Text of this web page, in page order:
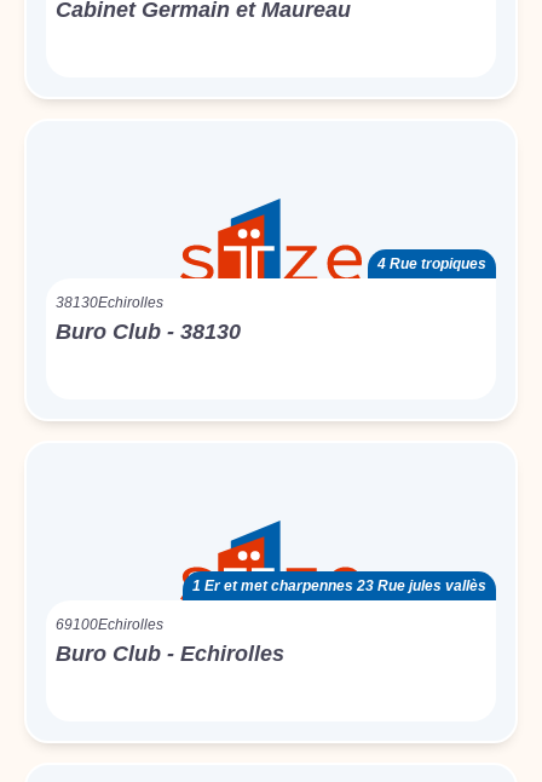
Cabinet Germain et Maureau
4 Rue tropiques
38130Echirolles
Buro Club - 38130
1 Er et met charpennes 23 Rue jules vallès
69100Echirolles
Buro Club - Echirolles